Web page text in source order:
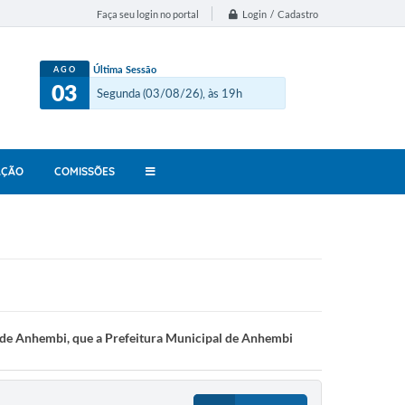
Faça seu login no portal Login / Cadastro
AGO
03
Última Sessão
Segunda (03/08/26), às 19h
COMISSÕES
Anhembi, que a Prefeitura Municipal de Anhembi